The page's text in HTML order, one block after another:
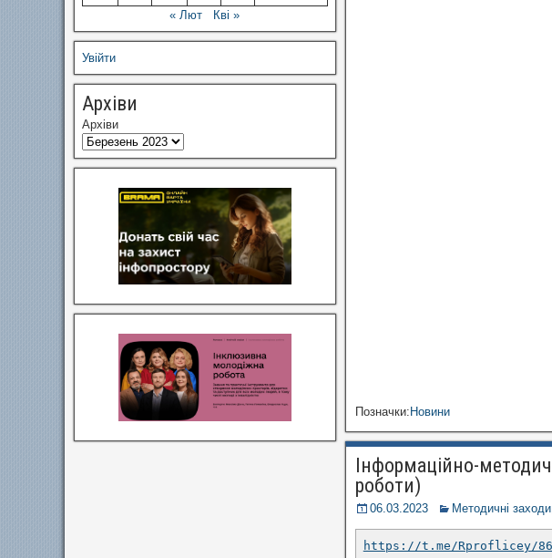
Позначки: Новини
Інформаційно-
роботи)
06.03.2023 Методичні заходи
https://t.me/Rproflicey/
« Лют Кві »
Увійти
Архіви
Архіви